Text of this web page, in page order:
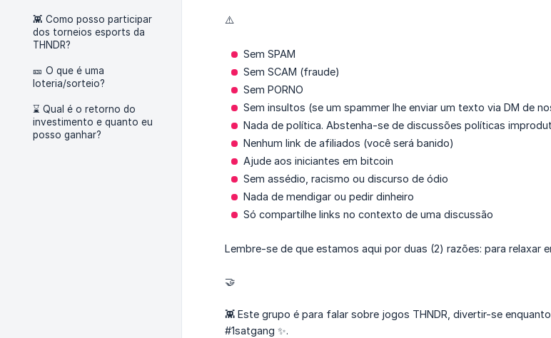
👾 Como posso participar
dos torneios esports da
THNDR?
🎫 O que é uma
loteria/sorteio?
⌛️ Qual é o retorno do
investimento e quanto eu
posso ganhar?
⚠️
Sem SPAM
Sem SCAM (fraude)
Sem PORNO
Sem insultos (se um spammer lhe enviar um texto via DM de
Nada de política. Abstenha-se de discussões políticas
Nenhum link de afiliados (você será banido)
Ajude aos iniciantes em bitcoin
Sem assédio, racismo ou discurso de ódio
Nada de mendigar ou pedir dinheiro
Só compartilhe links no contexto de uma discussão
Lembre-se de que estamos aqui por duas (2) razões: para
🤝
👾 Este grupo é para falar sobre jogos THNDR, divertir-se
#1satgang ✨.